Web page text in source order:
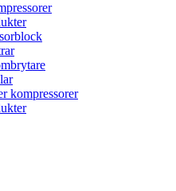
kompressorer